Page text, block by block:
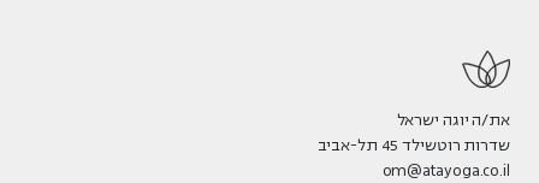
את/ה יוגה ישראל
שדרות רוטשילד 45 תל-אביב
om@atayoga.co.il